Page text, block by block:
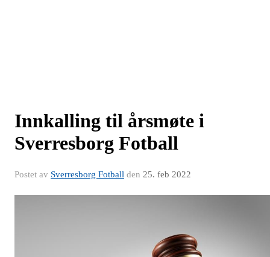
Innkalling til årsmøte i
Sverresborg Fotball
Postet av Sverresborg Fotball den 25. feb 2022